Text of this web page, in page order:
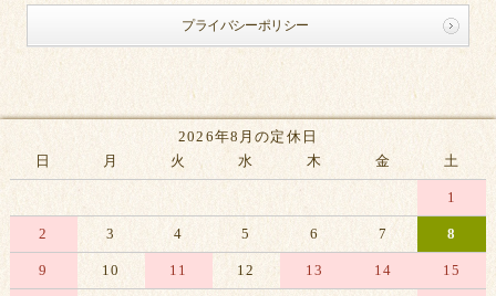
プライバシーポリシー
2026年8月の定休日
日
月 火 水 木 金 土
1
2 3 4 5 6 7 8
9 10 11 12 13 14 15